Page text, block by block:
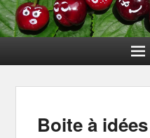
Boite à idées